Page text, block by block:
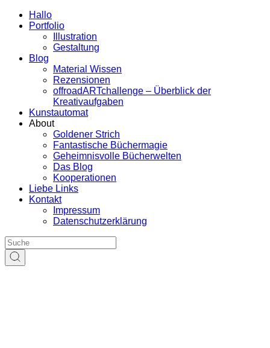
Hallo
Portfolio
Illustration
Gestaltung
Blog
Material Wissen
Rezensionen
offroadARTchallenge – Überblick der
Kreativaufgaben
Kunstautomat
About
Goldener Strich
Fantastische Büchermagie
Geheimnisvolle Bücherwelten
Das Blog
Kooperationen
Liebe Links
Kontakt
Impressum
Datenschutzerklärung